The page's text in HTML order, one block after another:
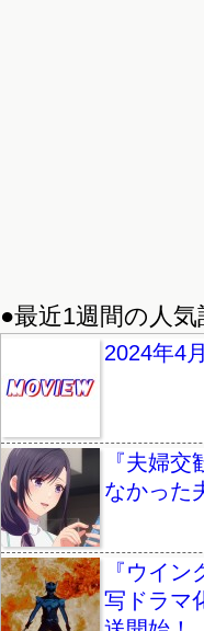
●最近1週間の人気
2024年4
『夫婦
なかった
『ウイ
写ドラマ